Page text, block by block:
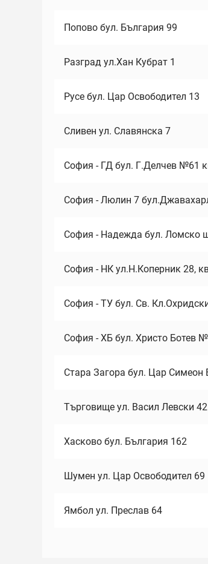
Попово бул. България 99
Разград ул.Хан Кубрат 1
Русе бул. Цар Освободител 13
Сливен ул. Славянска 7
София - ГД бул. Г.Делчев №61
София - Люлин 7
София - Надежда бул. Ломско
София - НК ул.Н.Коперник 28,
София - ТУ бул. Св.
София - ХБ бул. Христо Ботев
Стара Загора бул. Цар Симеон
Търговище ул. Васил Левски 42
Хасково бул. България 162
Шумен ул. Цар Освободител 69
Ямбол ул. Преслав 64